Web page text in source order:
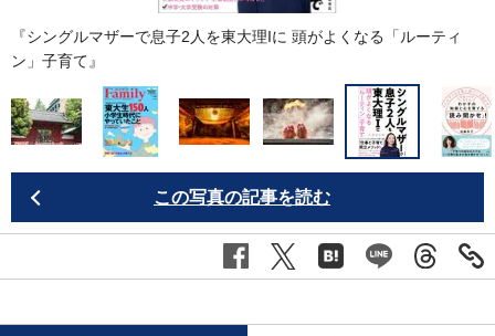
『シングルマザーで息子2人を東大理Iに 頭がよくなる「ルーティ
ン」子育て』
この写真の記事を読む